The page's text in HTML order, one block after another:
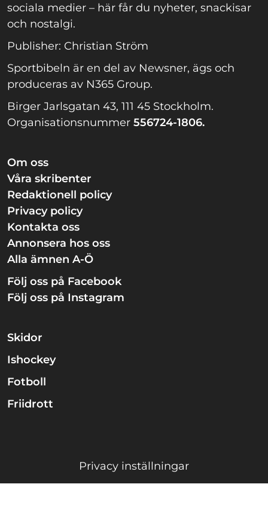
sociala medier – här får du nyheter, snackisar
och nostalgi.
Publisher: Christian Ström
Sportbibeln är en del av Newsner, ägs och
produceras av N365 Group.
Birger Jarlsgatan 43, 111 45 Stockholm.
Organisationsnummer 556724-1806.
Om oss
Våra skribenter
Redaktionell policy
Privacy policy
Kontakta oss
Annonsera hos oss
Alla ämnen A-Ö
Följ oss på Facebook
Följ oss på Instagram
Skidor
Ishockey
Fotboll
Friidrott
Privacy inställningar